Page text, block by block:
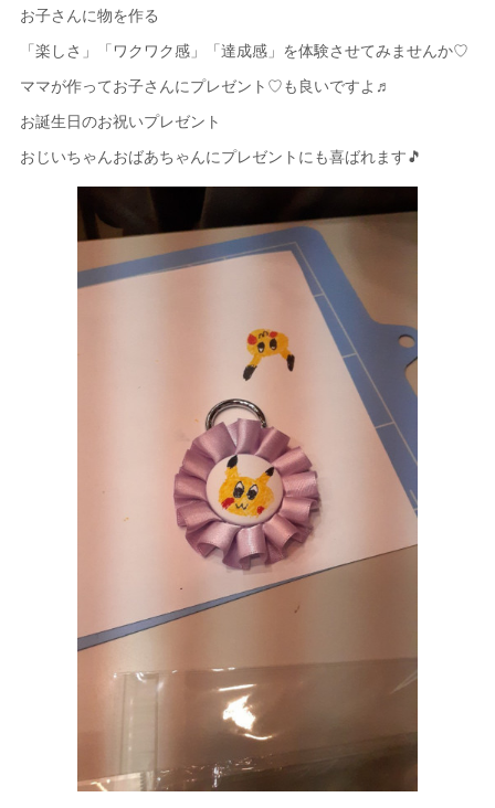
お子さんに物を作る
「楽しさ」「ワクワク感」「達成感」を体験させてみませんか♡
ママが作ってお子さんにプレゼント♡も良いですよ♬
お誕生日のお祝いプレゼント
おじいちゃんおばあちゃんにプレゼントにも喜ばれます🎵